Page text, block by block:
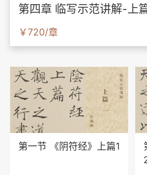
第四章 临写示范讲解-上
￥720/章
第一节 《阴符经》上篇1